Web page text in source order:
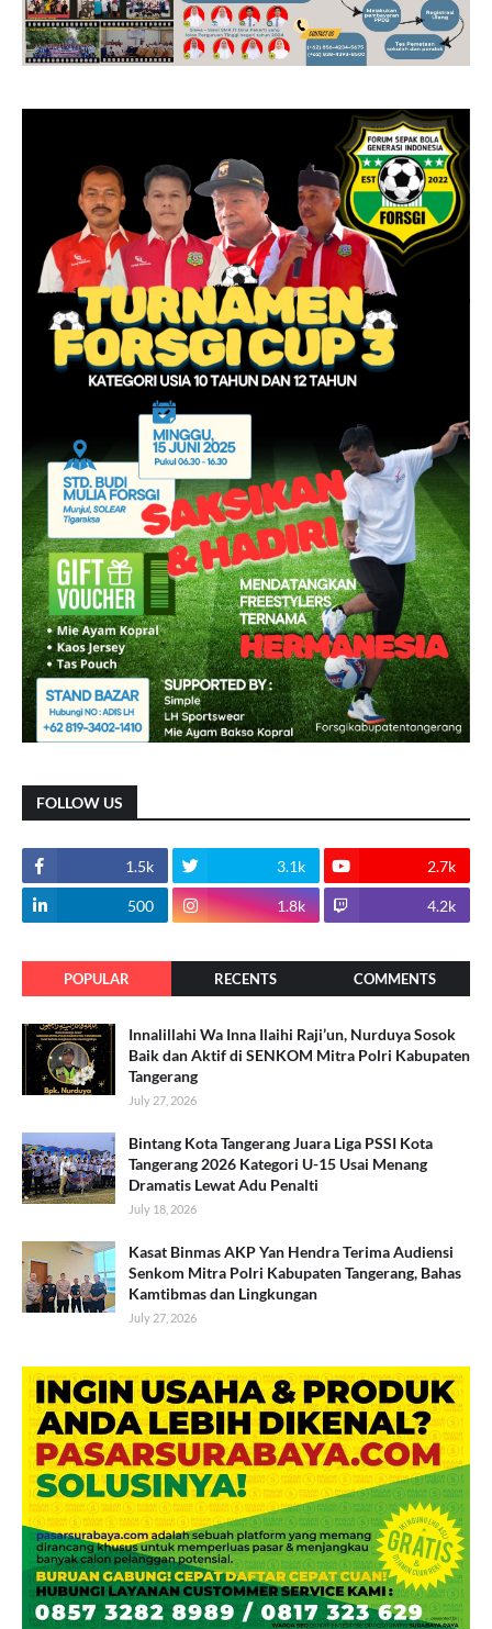
FOLLOW US
1.5k 3.1k 2.7k
500 1.8k 4.2k
POPULAR RECENTS COMMENTS
Innalillahi Wa Inna Ilaihi Raji’un, Nurduya Sosok
Baik dan Aktif di SENKOM Mitra Polri Kabupaten
Tangerang
July 27, 2026
Bintang Kota Tangerang Juara Liga PSSI Kota
Tangerang 2026 Kategori U-15 Usai Menang
Dramatis Lewat Adu Penalti
July 18, 2026
Kasat Binmas AKP Yan Hendra Terima Audiensi
Senkom Mitra Polri Kabupaten Tangerang, Bahas
Kamtibmas dan Lingkungan
July 27, 2026